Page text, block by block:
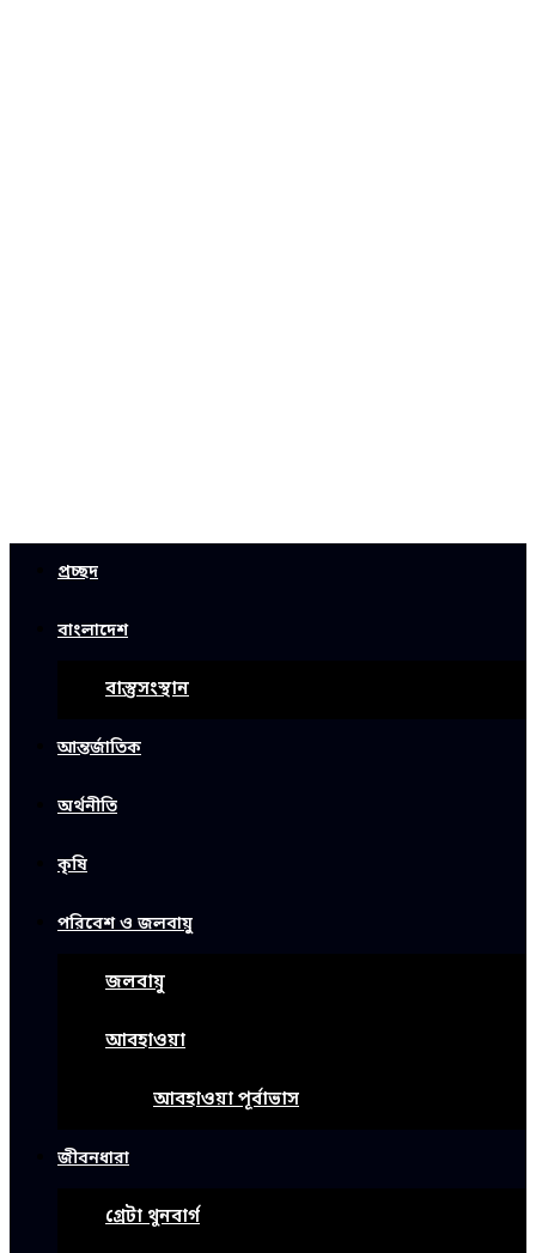
প্রচ্ছদ
বাংলাদেশ
বাস্তুসংস্থান
আন্তর্জাতিক
অর্থনীতি
কৃষি
পরিবেশ ও জলবায়ু
জলবায়ু
আবহাওয়া
আবহাওয়া পূর্বাভাস
জীবনধারা
গ্রেটা থুনবার্গ